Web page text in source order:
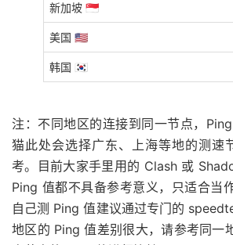
新加坡 🇸🇬
美国 🇺🇸
韩国 🇰🇷
注：不同地区的连接到同一节点，
猫此处会选择广东、上海等地的测速
考。目前大家手里用的 Clash 或
Ping 值都不具备参考意义，只适合当
自己测 Ping 值建议通过专门的
地区的 Ping 值差别很大，请参考同一